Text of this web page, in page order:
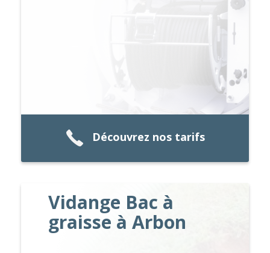
Découvrez nos tarifs
Vidange Bac à
graisse à Arbon